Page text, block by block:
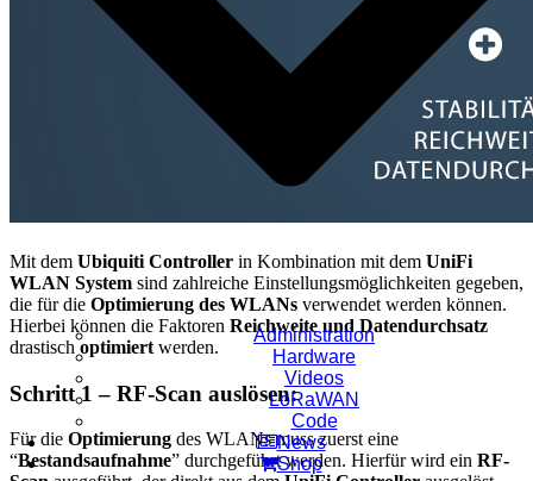
Administration
Hardware
Videos
LoRaWAN
Code
News
Shop
Mit dem Ubiquiti Controller in Kombination mit dem UniFi
WLAN System sind zahlreiche Einstellungsmöglichkeiten gegeben,
die für die Optimierung des WLANs verwendet werden können.
Hierbei können die Faktoren Reichweite und Datendurchsatz
drastischoptimiert werden.
Schritt 1 – RF-Scan auslösen:
Für die Optimierung des WLANs muss zuerst eine
“Bestandsaufnahme” durchgeführt werden. Hierfür wird ein RF-